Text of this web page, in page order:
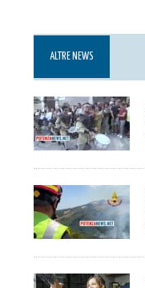
ALTRE NEWS